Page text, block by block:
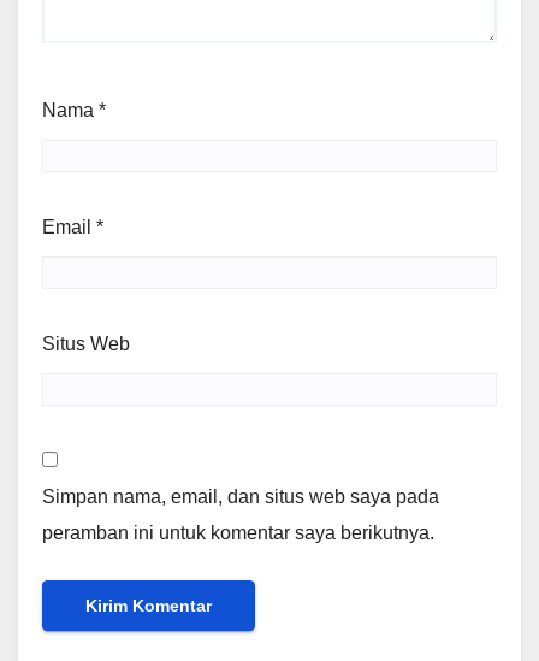
Nama *
Email *
Situs Web
Simpan nama, email, dan situs web saya pada
peramban ini untuk komentar saya berikutnya.